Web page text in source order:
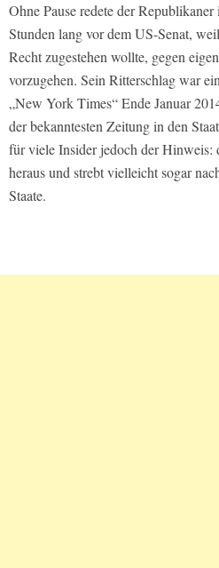
Ohne Pause redete der
Stunden lang vor dem US-Senat,
Recht zugestehen wollte, gegen
vorzugehen. Sein Ritterschlag war
„New York Times“ Ende Januar
der bekanntesten Zeitung in den
für viele Insider jedoch der Hinweis:
heraus und strebt vielleicht sogar
Staate.